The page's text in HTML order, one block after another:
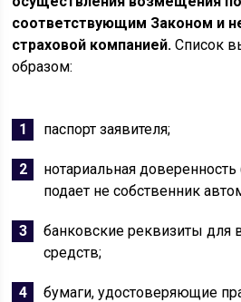
соответствующим Законом и
страховой компанией. Список
образом:
паспорт заявителя;
нотариальная
подает не собственник
банковские реквизиты
средств;
бумаги, удостоверяющие